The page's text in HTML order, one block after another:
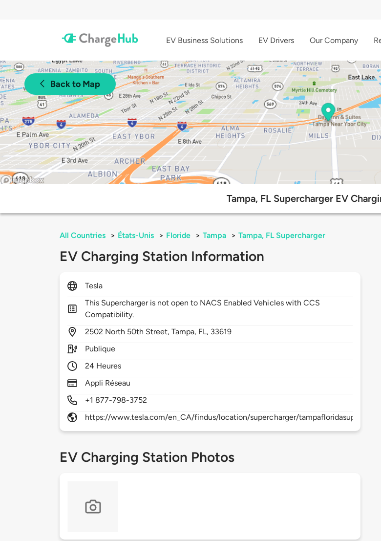
EV Business Solutions EV Drivers Our Company
Back to Map
Tampa, FL Supercharger EV
All Countries > États-Unis > Floride > Tampa > Tampa, FL Supercharger
EV Charging Station Information
Tesla
This Supercharger is not open to NACS Enabled Vehicles with CCS
Compatibility.
2502 North 50th Street,Tampa, FL, 33619
Publique
24 Heures
Appli Réseau
+1 877-798-3752
https://www.tesla.com/en_CA/findus/location/supercharger/
EV Charging Station Photos